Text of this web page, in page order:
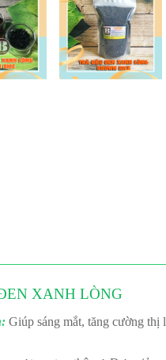
XANH LÒNG
Giúp sáng mắt, tăng cường